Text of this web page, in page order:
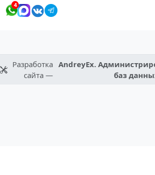
4
Разработка
сайта —
AndreyEx.
баз